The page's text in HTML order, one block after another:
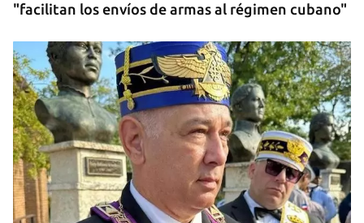
"facilitan los envíos de armas al régimen cubano"